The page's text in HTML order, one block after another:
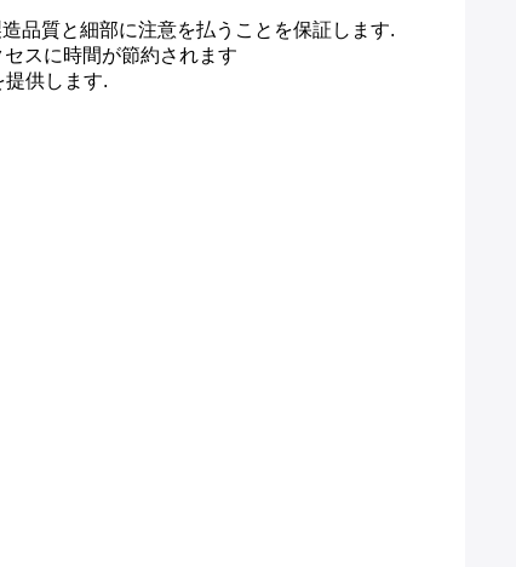
品質と細部に注意を払うことを保証します.
スに時間が節約されます
供します.